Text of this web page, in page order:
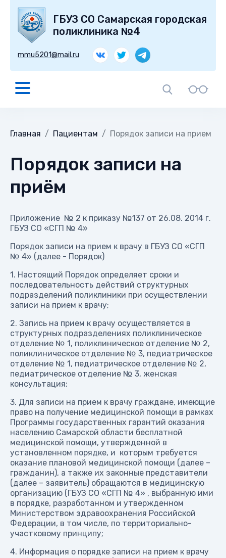
ГБУЗ СО Самарская городская
поликлиника №4
mmu5201@mail.ru
Главная Пациентам Порядок записи на прием
Порядок записи на
приём
Приложение № 2 к приказу №137 от 26.08. 2014 г.
ГБУЗ СО «СГП № 4»
Порядок записи на прием к врачу в ГБУЗ СО «СГП
№ 4» (далее - Порядок)
1. Настоящий Порядок определяет сроки и
последовательность действий структурных
подразделений поликлиники при осуществлении
записи на прием к врачу;
2. Запись на прием к врачу осуществляется в
структурных подразделениях поликлиническое
отделение № 1, поликлиническое отделение № 2,
поликлиническое отделение № 3, педиатрическое
отделение № 1, педиатрическое отделение № 2,
педиатрическое отделение № 3, женская
консультация;
3. Для записи на прием к врачу граждане, имеющие
право на получение медицинской помощи в рамках
Программы государственных гарантий оказания
населению Самарской области бесплатной
медицинской помощи, утвержденной в
установленном порядке, и которым требуется
оказание плановой медицинской помощи (далее –
гражданин), а также их законные представители
(далее – заявитель) обращаются в медицинскую
организацию (ГБУЗ СО «СГП № 4» , выбранную ими
в порядке, разработанном и утвержденном
Министерством здравоохранения Российской
Федерации, в том числе, по территориально-
участковому принципу;
4. Информация о порядке записи на прием к врачу